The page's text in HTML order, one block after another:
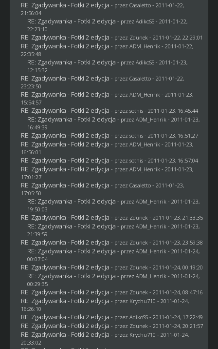
RE: Zgadywanka - Fotki 2 edycja - przez Casaletto- 2011-01-22,
21:56:04
RE: Zgadywanka - Fotki 2 edycja - przez AdikoSS - 2011-01-22,
22:23:10
RE: Zgadywanka - Fotki 2 edycja - przez Zdunek - 2011-01-22, 22:29:01
RE: Zgadywanka - Fotki 2 edycja - przez ADM_Henrik - 2011-01-22,
22:35:48
RE: Zgadywanka - Fotki 2 edycja - przez AdikoSS - 2011-01-23,
12:15:32
RE: Zgadywanka - Fotki 2 edycja - przez Casaletto- 2011-01-22,
23:23:50
RE: Zgadywanka - Fotki 2 edycja - przez ADM_Henrik - 2011-01-23,
15:54:57
RE: Zgadywanka - Fotki 2 edycja - przez sothis- 2011-01-23, 16:45:44
RE: Zgadywanka - Fotki 2 edycja - przez ADM_Henrik - 2011-01-23,
16:49:39
RE: Zgadywanka - Fotki 2 edycja - przez sothis- 2011-01-23, 16:51:27
RE: Zgadywanka - Fotki 2 edycja - przez ADM_Henrik - 2011-01-23,
16:56:01
RE: Zgadywanka - Fotki 2 edycja - przez sothis- 2011-01-23, 16:57:04
RE: Zgadywanka - Fotki 2 edycja - przez ADM_Henrik - 2011-01-23,
17:01:27
RE: Zgadywanka - Fotki 2 edycja - przez Casaletto- 2011-01-23,
17:05:50
RE: Zgadywanka - Fotki 2 edycja - przez ADM_Henrik - 2011-01-23,
19:50:03
RE: Zgadywanka - Fotki 2 edycja - przez Zdunek - 2011-01-23, 21:33:35
RE: Zgadywanka - Fotki 2 edycja - przez ADM_Henrik - 2011-01-23,
21:39:59
RE: Zgadywanka - Fotki 2 edycja - przez Zdunek - 2011-01-23, 23:59:38
RE: Zgadywanka - Fotki 2 edycja - przez ADM_Henrik - 2011-01-24,
00:07:04
RE: Zgadywanka - Fotki 2 edycja - przez Zdunek - 2011-01-24, 00:19:20
RE: Zgadywanka - Fotki 2 edycja - przez ADM_Henrik - 2011-01-24,
00:29:35
RE: Zgadywanka - Fotki 2 edycja - przez Zdunek - 2011-01-24, 08:47:16
RE: Zgadywanka - Fotki 2 edycja - przez Krychu710 - 2011-01-24,
16:26:10
RE: Zgadywanka - Fotki 2 edycja - przez AdikoSS - 2011-01-24, 17:22:49
RE: Zgadywanka - Fotki 2 edycja - przez Zdunek - 2011-01-24, 20:21:57
RE: Zgadywanka - Fotki 2 edycja - przez Krychu710 - 2011-01-24,
20:33:02